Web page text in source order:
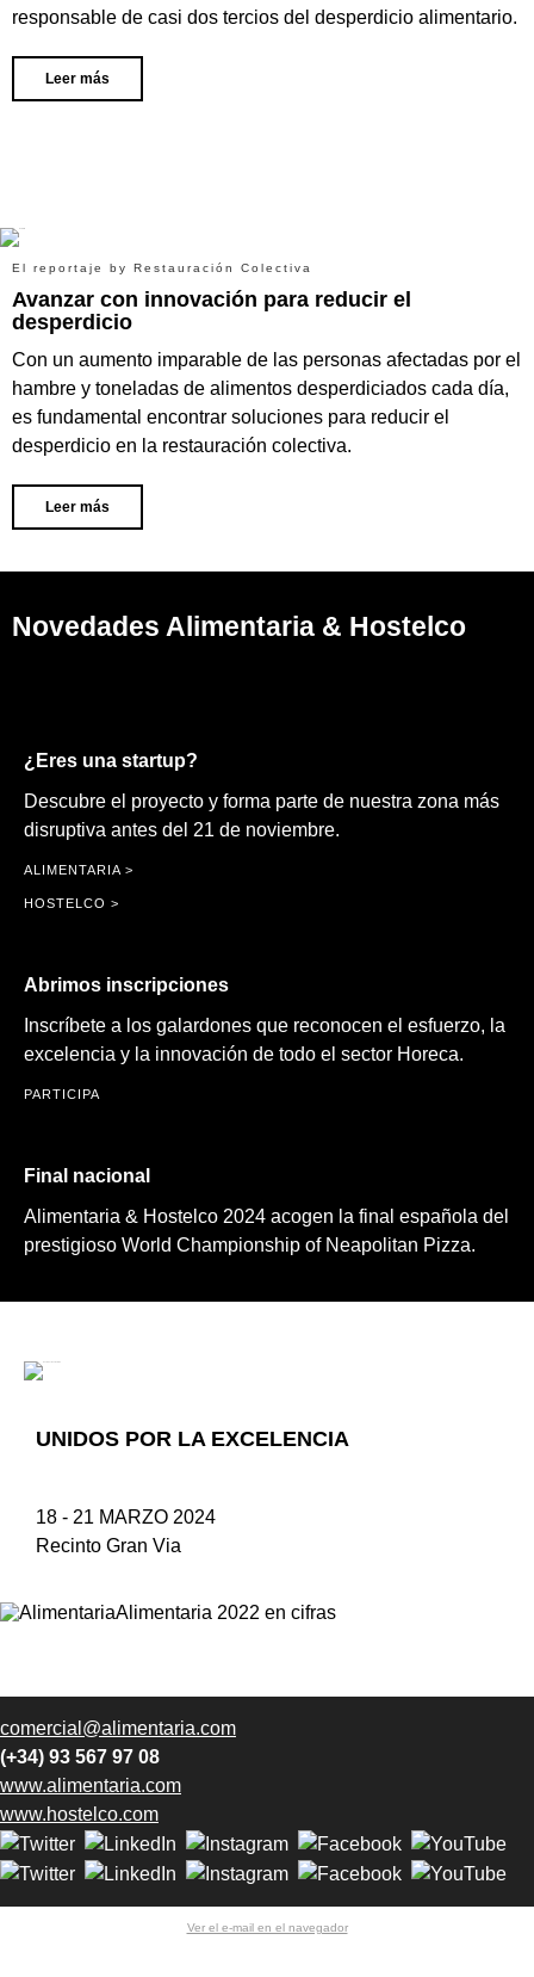
responsable de casi dos tercios del desperdicio alimentario.
Leer más
El reportaje by Restauración Colectiva
Avanzar con innovación para reducir el
desperdicio
Con un aumento imparable de las personas afectadas por el
hambre y toneladas de alimentos desperdiciados cada día,
es fundamental encontrar soluciones para reducir el
desperdicio en la restauración colectiva.
Leer más
Novedades Alimentaria & Hostelco
¿Eres una startup?
Descubre el proyecto y forma parte de nuestra zona más
disruptiva antes del 21 de noviembre.
ALIMENTARIA >
HOSTELCO >
Abrimos inscripciones
Inscríbete a los galardones que reconocen el esfuerzo, la
excelencia y la innovación de todo el sector Horeca.
PARTICIPA
Final nacional
Alimentaria & Hostelco 2024 acogen la final española del
prestigioso World Championship of Neapolitan Pizza.
UNIDOS POR LA EXCELENCIA
18 - 21 MARZO 2024
Recinto Gran Via
comercial@alimentaria.com
(+34) 93 567 97 08
www.alimentaria.com
www.hostelco.com
Ver el e-mail en el navegador